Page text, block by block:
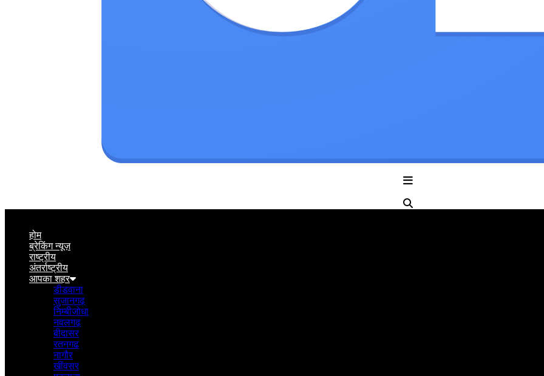
होम
ब्रेकिंग न्यूज़
राष्ट्रीय
अंतर्राष्ट्रीय
आपका शहर
डीडवाना
सुजानगढ़
निम्बीजोधा
नवलगढ़
बीदासर
रतनगढ
नागौर
खींवसर